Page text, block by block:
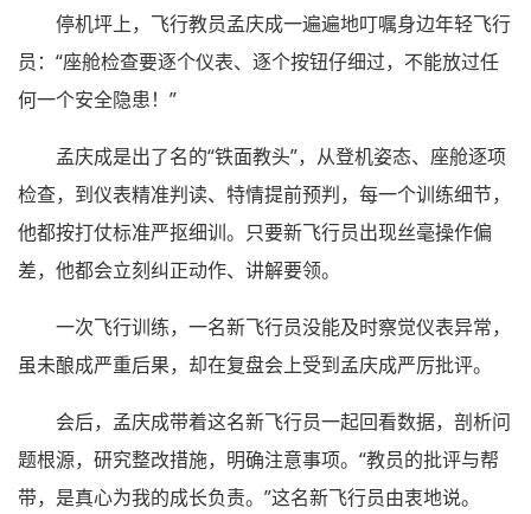
停机坪上，飞行教员孟庆成一遍遍地叮嘱身边年轻飞行
员：“座舱检查要逐个仪表、逐个按钮仔细过，不能放过任
何一个安全隐患！”
孟庆成是出了名的“铁面教头”，从登机姿态、座舱逐项
检查，到仪表精准判读、特情提前预判，每一个训练细节，
他都按打仗标准严抠细训。只要新飞行员出现丝毫操作偏
差，他都会立刻纠正动作、讲解要领。
一次飞行训练，一名新飞行员没能及时察觉仪表异常，
虽未酿成严重后果，却在复盘会上受到孟庆成严厉批评。
会后，孟庆成带着这名新飞行员一起回看数据，剖析问
题根源，研究整改措施，明确注意事项。“教员的批评与帮
带，是真心为我的成长负责。”这名新飞行员由衷地说。